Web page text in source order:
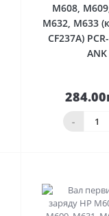
M608,
M632, M633
CF237A)
ANK
-
кошика